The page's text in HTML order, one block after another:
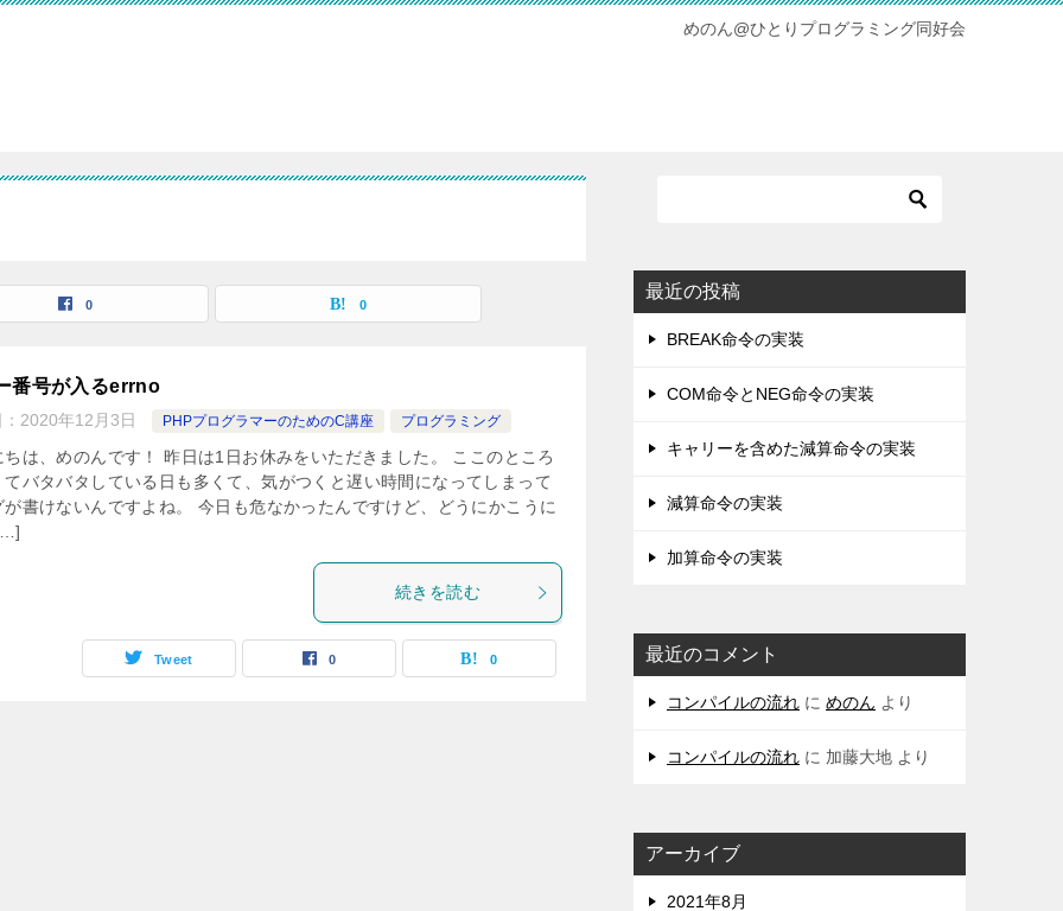
めのん@ひとりプログラミング同好会
0 0
番号が入るerrno
2020年12月3日 PHPプログラマーのためのC講座 プログラミング
ちは、めのんです！ 昨日は1日お休みをいただきました。 ここのところ
てバタバタしている日も多くて、気がつくと遅い時間になってしまって
が書けないんですよね。 今日も危なかったんですけど、どうにかこうに
続きを読む
Tweet 0 0
最近の投稿
BREAK命令の実装
COM命令とNEG命令の実装
キャリーを含めた減算命令の実装
減算命令の実装
加算命令の実装
最近のコメント
コンパイルの流れ に めのん より
コンパイルの流れ に 加藤大地 より
アーカイブ
2021年8月